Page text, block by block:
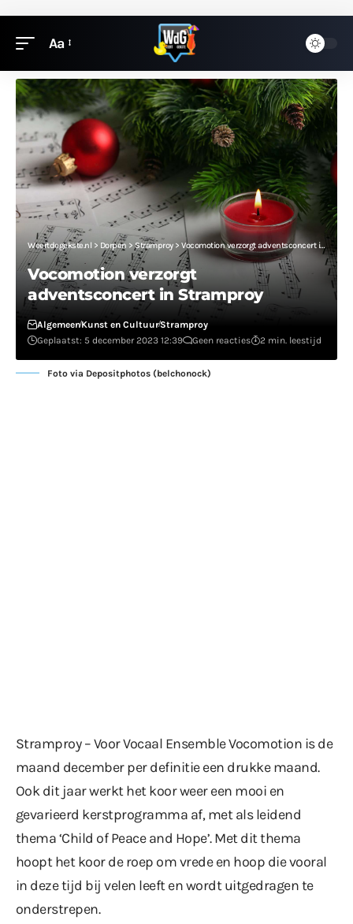
Aa
Weertdegekste.nl > Dorpen > Stramproy> Vocomotion verzorgt adventsconcert in Stramproy
Vocomotion verzorgt
adventsconcert in Stramproy
AlgemeenKunst en CultuurStramproy
Geplaatst: 5 december 2023 12:39
Geen reacties 2 min. leestijd
Foto via Depositphotos (belchonock)
Stramproy – Voor Vocaal Ensemble Vocomotion is de
maand december per definitie een drukke maand.
Ook dit jaar werkt het koor weer een mooi en
gevarieerd kerstprogramma af, met als leidend
thema ‘Child of Peace and Hope’. Met dit thema
hoopt het koor de roep om vrede en hoop die vooral
in deze tijd bij velen leeft en wordt uitgedragen te
onderstrepen.